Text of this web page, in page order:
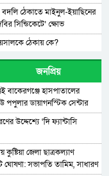
ঠেকাতে মাইনুল-ইয়াছিনের
সিন্ডিকেটে’ ক্ষোভ
ঠেকায় কে?
বাণিজ্য: সংকটে প্রাথমিক
পাড়া জামে মসজিদের
পৃথক অভিযানে ইয়াবাসহ
আটক
টাকা আত্মসাতের অভিযোগ,
জনপ্রিয়
বাকেরগঞ্জে হাসপাতালের
পপুলার ডায়াগনস্টিক সেন্টার
উদ্দেশ্যে ‘দি ফ্যান্টাসি
কুষ্টিয়া জেলা ছাত্রকল্যাণ
ঘোষণা: সভাপতি তামিম, সাধারণ